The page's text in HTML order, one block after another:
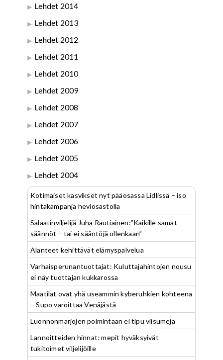
Lehdet 2014
Lehdet 2013
Lehdet 2012
Lehdet 2011
Lehdet 2010
Lehdet 2009
Lehdet 2008
Lehdet 2007
Lehdet 2006
Lehdet 2005
Lehdet 2004
Kotimaiset kasvikset nyt pääosassa Lidlissä – iso
hintakampanja heviosastolla
Salaatinviljelijä Juha Rautiainen:”Kaikille samat
säännöt – tai ei sääntöjä ollenkaan”
Alanteet kehittävät elämyspalvelua
Varhaisperunantuottajat: Kuluttajahintojen nousu
ei näy tuottajan kukkarossa
Maatilat ovat yhä useammin kyberuhkien kohteena
– Supo varoittaa Venäjästä
Luonnonmarjojen poimintaan ei tipu viisumeja
Lannoitteiden hinnat: mepit hyväksyivät
tukitoimet viljelijöille